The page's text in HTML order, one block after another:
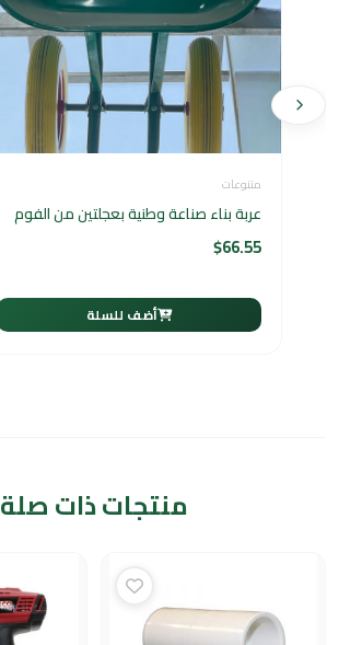
متنوعات
عربة بناء صناعة وطنية بعجلتين من الفوم
$66.55
أضف للسلة
منتجات ذات صلة